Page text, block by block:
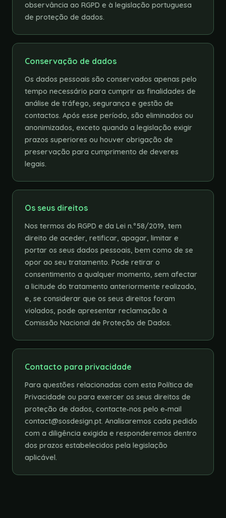
observância ao RGPD e à legislação portuguesa
de proteção de dados.
Conservação de dados
Os dados pessoais são conservados apenas pelo
tempo necessário para cumprir as finalidades de
análise de tráfego, segurança e gestão de
contactos. Após esse período, são eliminados ou
anonimizados, exceto quando a legislação exigir
prazos superiores ou houver obrigação de
preservação para cumprimento de deveres
legais.
Os seus direitos
Nos termos do RGPD e da Lei n.º 58/2019, tem
direito de aceder, retificar, apagar, limitar e
portar os seus dados pessoais, bem como de se
opor ao seu tratamento. Pode retirar o
consentimento a qualquer momento, sem afectar
a licitude do tratamento anteriormente realizado,
e, se considerar que os seus direitos foram
violados, pode apresentar reclamação à
Comissão Nacional de Proteção de Dados.
Contacto para privacidade
Para questões relacionadas com esta Política de
Privacidade ou para exercer os seus direitos de
proteção de dados, contacte‑nos pelo e‑mail
contact@sosdesign.pt. Analisaremos cada pedido
com a diligência exigida e responderemos dentro
dos prazos estabelecidos pela legislação
aplicável.